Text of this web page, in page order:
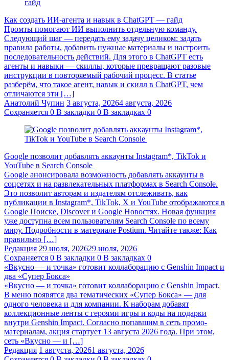
Как создать ИИ-агента и навык в ChatGPT — гайд
Промты помогают ИИ выполнить отдельную команду.
Следующий шаг — передать ему задачу целиком: задать
правила работы, добавить нужные материалы и настроить
последовательность действий. Для этого в ChatGPT есть
агенты и навыки — скиллы, которые превращают разовые
инструкции в повторяемый рабочий процесс. В статье
разберём, что такое агент, навык и скилл в ChatGPT, чем
отличаются эти […]
Анатолий Чупин 3 августа, 20264 августа, 2026
Сохраняется 0 В закладки 0 В закладках 0
Google позволит добавлять аккаунты Instagram*, TikTok и
YouTube в Search Console
Google анонсировала возможность добавлять аккаунты в
соцсетях и на развлекательных платформах в Search Console.
Это позволит авторам и издателям отслеживать, как
публикации в Instagram*, TikTok, X и YouTube отображаются в
Google Поиске, Discover и Google Новостях. Новая функция
уже доступна всем пользователям Search Console по всему
миру. Подробности в материале Postium. Читайте также: Как
правильно […]
Редакция 29 июля, 202629 июля, 2026
Сохраняется 0 В закладки 0 В закладках 0
«Вкусно — и точка» готовит коллаборацию с Genshin Impact и
два «Супер Бокса»
«Вкусно — и точка» готовит коллаборацию с Genshin Impact.
В меню появятся два тематических «Супер Бокса» — для
одного человека и для компании. К наборам добавят
коллекционные ленты с героями игры и коды на подарки
внутри Genshin Impact. Согласно попавшим в сеть промо-
материалам, акция стартует 13 августа 2026 года. При этом,
сеть «Вкусно — и […]
Редакция 1 августа, 20261 августа, 2026